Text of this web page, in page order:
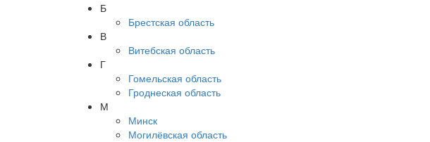
Б
Брестская область
В
Витебская область
Г
Гомельская область
Гроднеская область
М
Минск
Могилёвская область